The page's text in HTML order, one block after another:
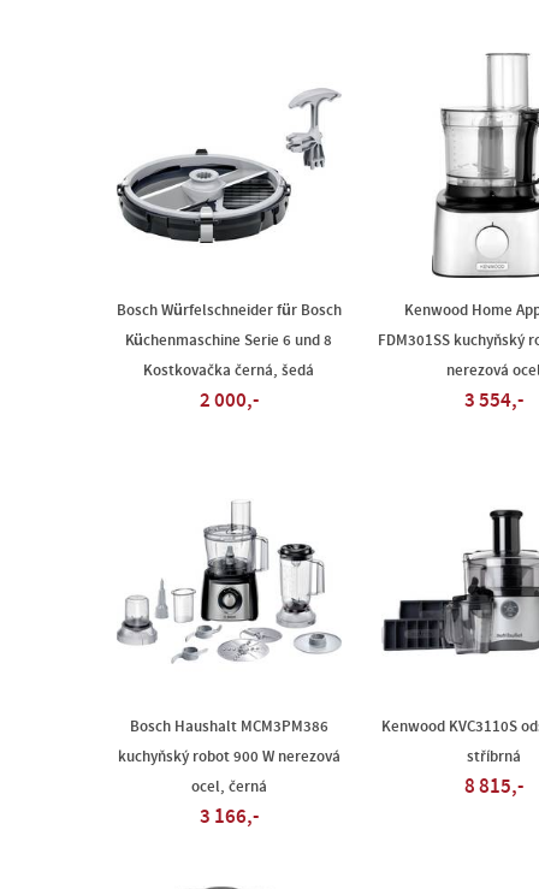
Bosch Würfelschneider für Bosch
Küchenmaschine Serie 6 und 8
Kostkovačka černá, šedá
2 000,-
Kenwood Home
FDM301SS kuchyňský
nerezová
3 554,-
Bosch Haushalt MCM3PM386
kuchyňský robot 900 W nerezová
ocel, černá
3 166,-
Kenwood KVC3110S
stříbrná
8 815,-